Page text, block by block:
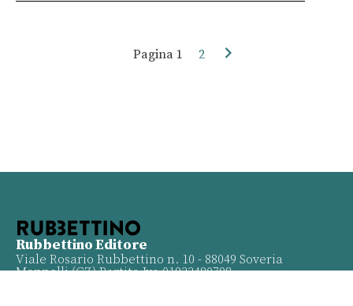
Pagina 1 2
Rubbettino Editore
Viale Rosario Rubbettino n. 10 - 88049 Soveria
Mannelli (CZ) Partita Iva 01933480798